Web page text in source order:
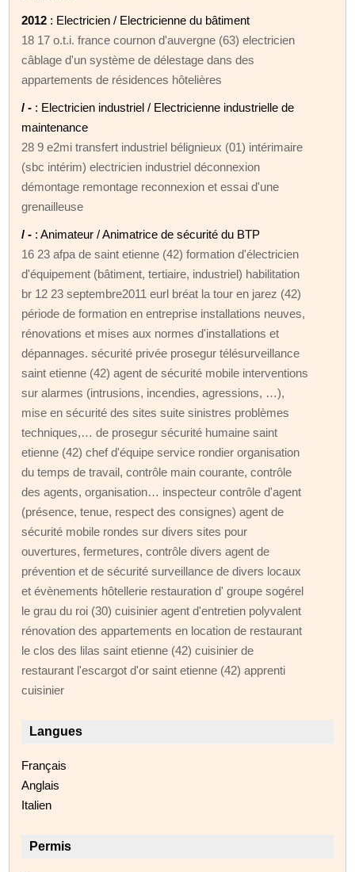
2012 : Electricien / Electricienne du bâtiment
18 17 o.t.i. france cournon d'auvergne (63) electricien
câblage d'un système de délestage dans des
appartements de résidences hôtelières
/ - : Electricien industriel / Electricienne industrielle de
maintenance
28 9 e2mi transfert industriel bélignieux (01) intérimaire
(sbc intérim) electricien industriel déconnexion
démontage remontage reconnexion et essai d'une
grenailleuse
/ - : Animateur / Animatrice de sécurité du BTP
16 23 afpa de saint etienne (42) formation d'électricien
d'équipement (bâtiment, tertiaire, industriel) habilitation
br 12 23 septembre2011 eurl bréat la tour en jarez (42)
période de formation en entreprise installations neuves,
rénovations et mises aux normes d'installations et
dépannages. sécurité privée prosegur télésurveillance
saint etienne (42) agent de sécurité mobile interventions
sur alarmes (intrusions, incendies, agressions, …),
mise en sécurité des sites suite sinistres problèmes
techniques,… de prosegur sécurité humaine saint
etienne (42) chef d'équipe service rondier organisation
du temps de travail, contrôle main courante, contrôle
des agents, organisation… inspecteur contrôle d'agent
(présence, tenue, respect des consignes) agent de
sécurité mobile rondes sur divers sites pour
ouvertures, fermetures, contrôle divers agent de
prévention et de sécurité surveillance de divers locaux
et évènements hôtellerie restauration d' groupe sogérel
le grau du roi (30) cuisinier agent d'entretien polyvalent
rénovation des appartements en location de restaurant
le clos des lilas saint etienne (42) cuisinier de
restaurant l'escargot d'or saint etienne (42) apprenti
cuisinier
Langues
Français
Anglais
Italien
Permis